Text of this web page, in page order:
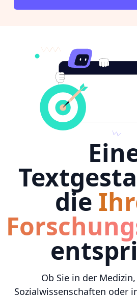
die
Ob Sie in der
Sozialwissenschaften oder